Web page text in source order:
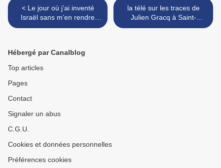
< Le jour où j’ai inventé
Israël sans m’en rendre
compte
la télé sur les traces de
Julien Gracq à Saint-
Florent-le-Vieil >
Hébergé par Canalblog
Top articles
Pages
Contact
Signaler un abus
C.G.U.
Cookies et données personnelles
Préférences cookies